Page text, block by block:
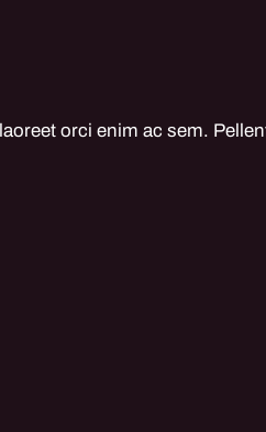
orci enim ac sem.